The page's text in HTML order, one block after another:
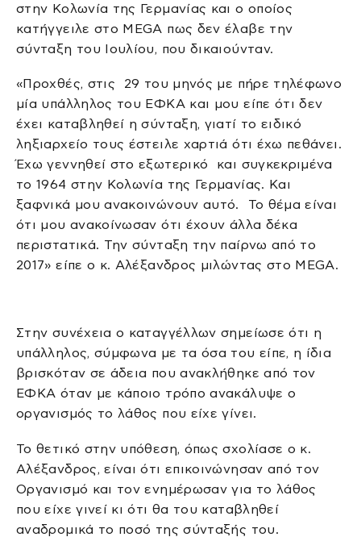
στην Κολωνία της Γερμανίας και ο οποίος
κατήγγειλε στο MEGA πως δεν έλαβε την
σύνταξη του Ιουλίου, που δικαιούνταν.
«Προχθές, στις 29 του μηνός με πήρε τηλέφωνο
μία υπάλληλος του ΕΦΚΑ και μου είπε ότι δεν
έχει καταβληθεί η σύνταξη, γιατί το ειδικό
ληξιαρχείο τους έστειλε χαρτιά ότι έχω πεθάνει.
Έχω γεννηθεί στο εξωτερικό και συγκεκριμένα
το 1964 στην Κολωνία της Γερμανίας. Και
ξαφνικά μου ανακοινώνουν αυτό. Το θέμα είναι
ότι μου ανακοίνωσαν ότι έχουν άλλα δέκα
περιστατικά. Την σύνταξη την παίρνω από το
2017» είπε ο κ. Αλέξανδρος μιλώντας στο MEGA.
Στην συνέχεια ο καταγγέλλων σημείωσε ότι η
υπάλληλος, σύμφωνα με τα όσα του είπε, η ίδια
βρισκόταν σε άδεια που ανακλήθηκε από τον
ΕΦΚΑ όταν με κάποιο τρόπο ανακάλυψε ο
οργανισμός το λάθος που είχε γίνει.
Το θετικό στην υπόθεση, όπως σχολίασε ο κ.
Αλέξανδρος, είναι ότι επικοινώνησαν από τον
Οργανισμό και τον ενημέρωσαν για το λάθος
που είχε γινεί κι ότι θα του καταβληθεί
αναδρομικά το ποσό της σύνταξής του.